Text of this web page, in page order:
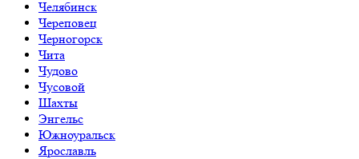
Челябинск
Череповец
Черногорск
Чита
Чудово
Чусовой
Шахты
Энгельс
Южноуральск
Ярославль